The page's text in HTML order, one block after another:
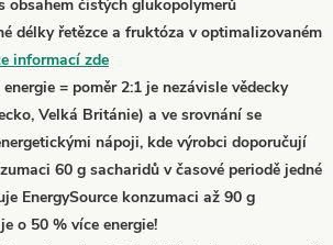
obsahem čistých glukopolymerů
délky řetězce a fruktóza v optimalizovaném
informací zde
= poměr 2:1 je nezávisle vědecky
Velká Británie) a ve srovnání se
nápoji, kde výrobci doporučují
60 g sacharidů v časové periodě jedné
EnergySource konzumaci až 90 g
o 50 % více energie!